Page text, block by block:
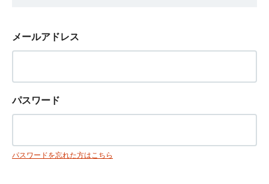
メールアドレス
パスワード
パスワードを忘れた方はこちら